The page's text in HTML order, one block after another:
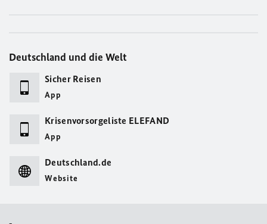
Deutschland und die Welt
Sicher Reisen
App
Krisenvorsorgeliste ELEFAND
App
Deutschland.de
Website